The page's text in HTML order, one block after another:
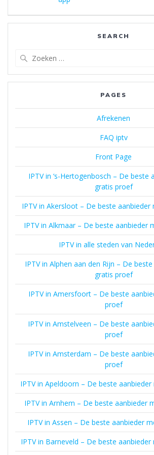
SEARCH
PAGES
Afrekenen
FAQ iptv
Front Page
IPTV in ‘s-Hertogenbosch – De beste
gratis proef
IPTV in Akersloot – De beste
IPTV in Alkmaar – De beste aanbieder
IPTV in alle steden van
IPTV in Alphen aan den Rijn – De
gratis proef
IPTV in Amersfoort – De beste
proef
IPTV in Amstelveen – De beste
proef
IPTV in Amsterdam – De beste
proef
IPTV in Apeldoorn – De beste
IPTV in Arnhem – De beste aanbieder
IPTV in Assen – De beste aanbieder
IPTV in Barneveld – De beste